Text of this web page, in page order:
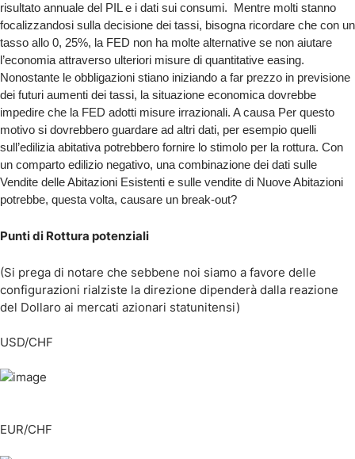
risultato annuale del PIL e i dati sui consumi. Mentre molti stanno
focalizzandosi sulla decisione dei tassi, bisogna ricordare che con un
tasso allo 0, 25%, la FED non ha molte alternative se non aiutare
l’economia attraverso ulteriori misure di quantitative easing.
Nonostante le obbligazioni stiano iniziando a far prezzo in previsione
dei futuri aumenti dei tassi, la situazione economica dovrebbe
impedire che la FED adotti misure irrazionali. A causa Per questo
motivo si dovrebbero guardare ad altri dati, per esempio quelli
sull’edilizia abitativa potrebbero fornire lo stimolo per la rottura. Con
un comparto edilizio negativo, una combinazione dei dati sulle
Vendite delle Abitazioni Esistenti e sulle vendite di Nuove Abitazioni
potrebbe, questa volta, causare un break-out?
Punti di Rottura potenziali
(Si prega di notare che sebbene noi siamo a favore delle
configurazioni rialziste la direzione dipenderà dalla reazione
del Dollaro ai mercati azionari statunitensi)
USD/CHF
EUR/CHF